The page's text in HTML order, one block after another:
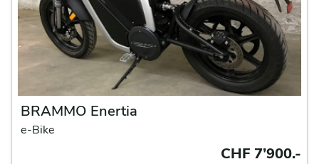
BRAMMO Enertia
e-Bike
CHF 7’900.-